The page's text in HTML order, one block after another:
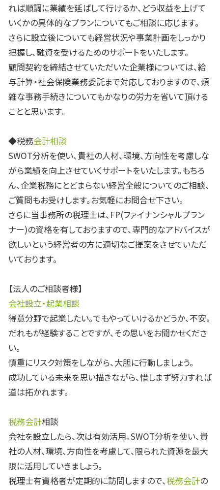
れば順調に業績を延ばして行けるか、どう収益を上げて
いくかの具体的なプランについてもご相談に応じます。
さらに設立後についても経営状況や事業計画をしっかり
把握し、融資を受けるためのサポートをいたします。
顧問契約を締結させていただいた企業様については、給
与計算・社会保険業務委託まで対応しておりますので、煩
雑な事務手続きについてもかなりの労力を省いて頂ける
ことと思います。
◆税務会計相談
SWOT分析を使い、貴社の人材、環境、方向性を考慮しな
がら業績を向上させていくサポートをいたします。もちろ
ん、企業税務にとどまらない経営全般についてのご相談、
ご質問もお受けします。お気軽にお問合せ下さい。
さらに当事務所の税理士は、FP(ファイナンシャルプラン
ナー)の資格を有しておりますので、専門的なアドバイスが
欲しいという経営者の方に適切なご提案をさせていただ
いております。
【法人のご相談者様】
会社設立・起業相談
得意分野で起業したい。でもやっていけるかどうか、不安。
だれもが経験することですが、その思いをお聞かせくださ
い。
慎重にリスク対策をしながら、大胆に行動しましょう。
成功している未来を思い描きながら、惜しまず努力すれば
道は拓かれます。
税務会計相談
会社を設立したら、次は有効活用。SWOT分析を使い、貴
社の人材、環境、方向性を考慮して、限られた資源を最大
限に活用していきましょう。
税理士有資格者が定期的に訪問しますので、税務会計の